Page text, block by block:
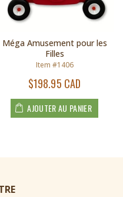
Méga Amusement pour les
Filles
Item #1406
$198.95 CAD
AJOUTER AU PANIER